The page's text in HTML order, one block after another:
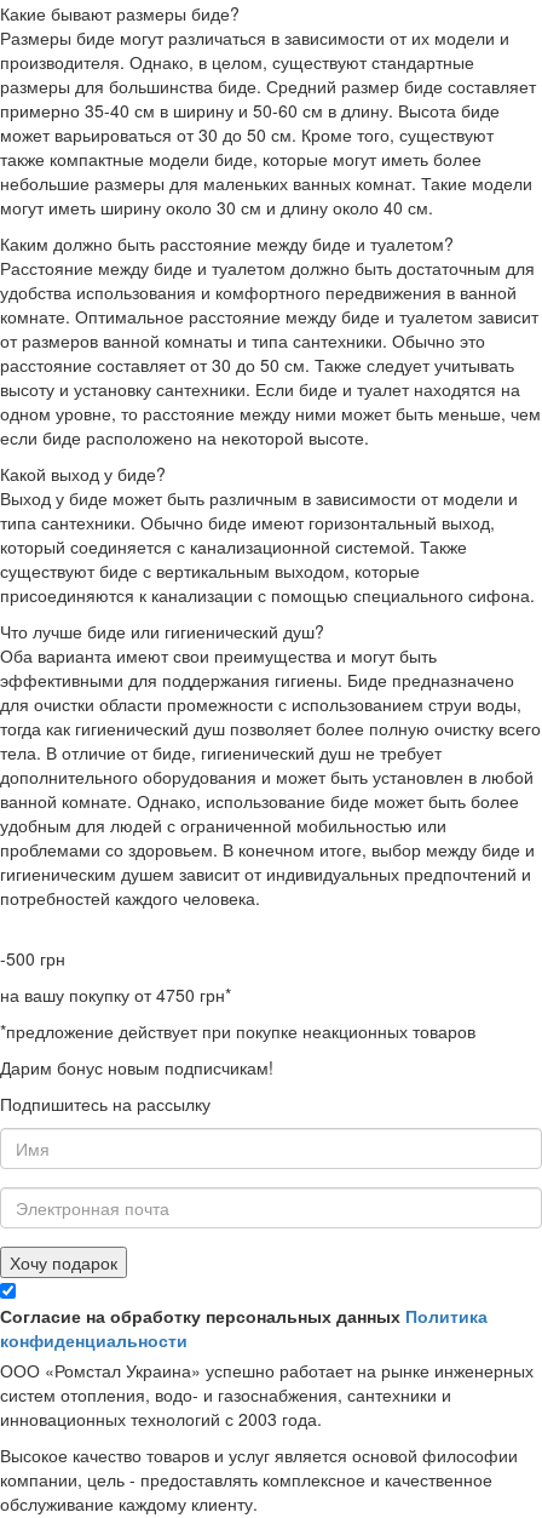
Какие бывают размеры биде?
Размеры биде могут различаться в зависимости от их модели и
производителя. Однако, в целом, существуют стандартные
размеры для большинства биде. Средний размер биде составляет
примерно 35-40 см в ширину и 50-60 см в длину. Высота биде
может варьироваться от 30 до 50 см. Кроме того, существуют
также компактные модели биде, которые могут иметь более
небольшие размеры для маленьких ванных комнат. Такие модели
могут иметь ширину около 30 см и длину около 40 см.
Каким должно быть расстояние между биде и туалетом?
Расстояние между биде и туалетом должно быть достаточным для
удобства использования и комфортного передвижения в ванной
комнате. Оптимальное расстояние между биде и туалетом зависит
от размеров ванной комнаты и типа сантехники. Обычно это
расстояние составляет от 30 до 50 см. Также следует учитывать
высоту и установку сантехники. Если биде и туалет находятся на
одном уровне, то расстояние между ними может быть меньше, чем
если биде расположено на некоторой высоте.
Какой выход у биде?
Выход у биде может быть различным в зависимости от модели и
типа сантехники. Обычно биде имеют горизонтальный выход,
который соединяется с канализационной системой. Также
существуют биде с вертикальным выходом, которые
присоединяются к канализации с помощью специального сифона.
Что лучше биде или гигиенический душ?
Оба варианта имеют свои преимущества и могут быть
эффективными для поддержания гигиены. Биде предназначено
для очистки области промежности с использованием струи воды,
тогда как гигиенический душ позволяет более полную очистку всего
тела. В отличие от биде, гигиенический душ не требует
дополнительного оборудования и может быть установлен в любой
ванной комнате. Однако, использование биде может быть более
удобным для людей с ограниченной мобильностью или
проблемами со здоровьем. В конечном итоге, выбор между биде и
гигиеническим душем зависит от индивидуальных предпочтений и
потребностей каждого человека.
-500 грн
на вашу покупку от 4750 грн*
*предложение действует при покупке неакционных товаров
Дарим бонус новым подписчикам!
Подпишитесь на рассылку
Хочу подарок
Согласие на обработку персональных данных Политика
конфиденциальности
ООО «Ромстал Украина» успешно работает на рынке инженерных
систем отопления, водо- и газоснабжения, сантехники и
инновационных технологий с 2003 года.
Высокое качество товаров и услуг является основой философии
компании, цель - предоставлять комплексное и качественное
обслуживание каждому клиенту.